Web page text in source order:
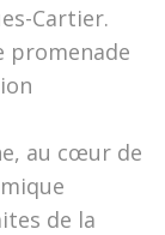
Cartier.
promenade
au cœur de
de la